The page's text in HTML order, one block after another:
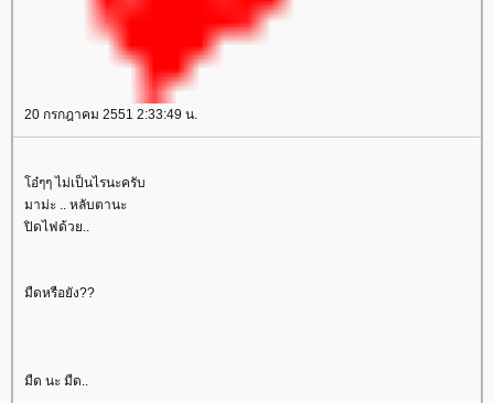
20 กรกฎาคม 2551 2:33:49 น.
อ๋ๆๆ ไม่เป็นไรนะครับ
มาม่ะ .. หลับตานะ
ปิดไฟด้วย..
มืดหรือยัง??
มืด นะ มืด..